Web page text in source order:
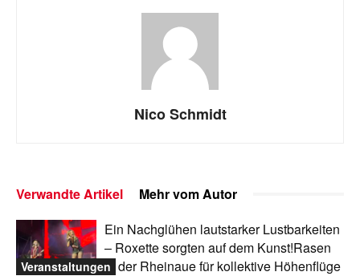
Nico Schmidt
Verwandte Artikel Mehr vom Autor
Veranstaltungen
Ein Nachglühen lautstarker Lustbarkeiten
– Roxette sorgten auf dem Kunst!Rasen
in der Rheinaue für kollektive Höhenflüge